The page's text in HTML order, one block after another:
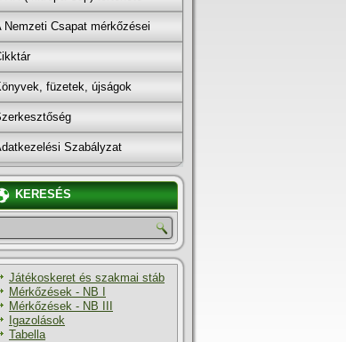
Nemzeti Csapat mérkőzései
füzetek, újságok
Szabályzat
KERESÉS
Játékoskeret és szakmai stáb
Mérkőzések - NB I
Mérkőzések - NB III
Igazolások
Tabella